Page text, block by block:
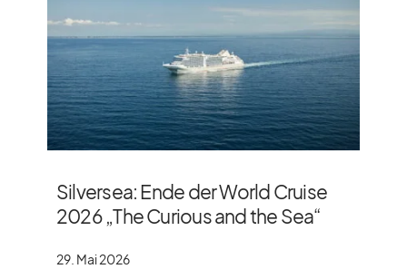
Silversea: Ende der World Cruise
2026 „The Curious and the Sea“
29. Mai 2026